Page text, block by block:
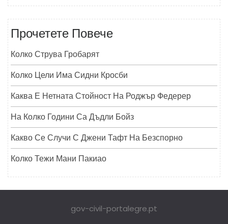
Прочетете Повече
Колко Струва Гробарят
Колко Цели Има Сидни Кросби
Каква Е Нетната Стойност На Роджър Федерер
На Колко Години Са Дъдли Бойз
Какво Се Случи С Джени Тафт На Безспорно
Колко Тежи Мани Пакиао
gov-civil-portalegre.pt